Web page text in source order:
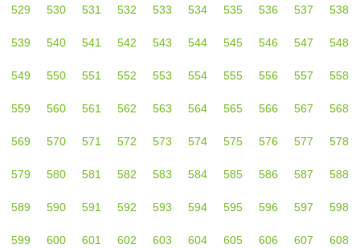
529 530 531 532 533 534 535 536 537 538
539 540 541 542 543 544 545 546 547 548
549 550 551 552 553 554 555 556 557 558
559 560 561 562 563 564 565 566 567 568
569 570 571 572 573 574 575 576 577 578
579 580 581 582 583 584 585 586 587 588
589 590 591 592 593 594 595 596 597 598
599 600 601 602 603 604 605 606 607 608